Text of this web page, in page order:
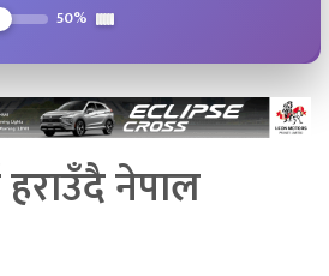
50%
नेपाल